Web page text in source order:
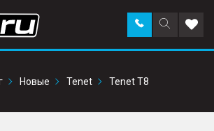
Поиск
по
Заказать
звонок в
Новые Tenet Tenet T8